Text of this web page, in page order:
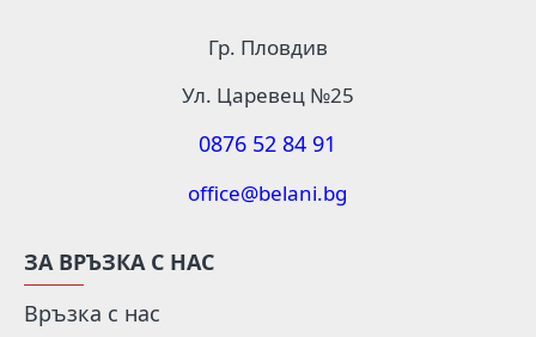
Гр. Пловдив
Ул. Царевец №25
0876 52 84 91
office@belani.bg
ЗА ВРЪЗКА С НАС
Връзка с нас